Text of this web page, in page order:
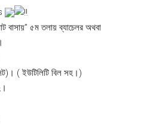
বাসায়” ৫ম তলায় ব্যাচেলর অথবা
( ইউটিলিটি বিল সহ।)